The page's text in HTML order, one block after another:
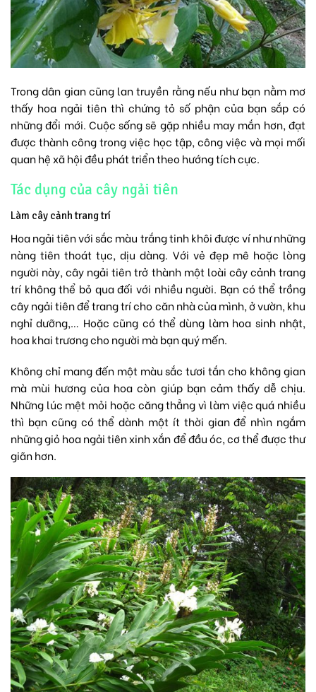
Trong dân gian cũng lan truyền rằng nếu như bạn nằm mơ
thấy hoa ngải tiên thì chứng tỏ số phận của bạn sắp có
những đổi mới. Cuộc sống sẽ gặp nhiều may mắn hơn, đạt
được thành công trong việc học tập, công việc và mọi mối
quan hệ xã hội đều phát triển theo hướng tích cực.
Tác dụng của cây ngải tiên
Làm cây cảnh trang trí
Hoa ngải tiên với sắc màu trắng tinh khôi được ví như những
nàng tiên thoát tục, dịu dàng. Với vẻ đẹp mê hoặc lòng
người này, cây ngải tiên trở thành một loài cây cảnh trang
trí không thể bỏ qua đối với nhiều người. Bạn có thể trồng
cây ngải tiên để trang trí cho căn nhà của mình, ở vườn, khu
nghỉ dưỡng,… Hoặc cũng có thể dùng làm hoa sinh nhật,
hoa khai trươngcho người mà bạn quý mến.
Không chỉ mang đến một màu sắc tươi tắn cho không gian
mà mùi hương của hoa còn giúp bạn cảm thấy dễ chịu.
Những lúc mệt mỏi hoặc căng thẳng vì làm việc quá nhiều
thì bạn cũng có thể dành một ít thời gian để nhìn ngắm
nhữnggiỏ hoangải tiên xinh xắn để đầu óc, cơ thể được thư
giãn hơn.